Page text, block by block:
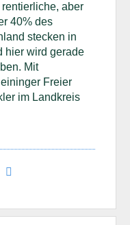
aber
40% des
stecken in
hier wird gerade
Mit
Freier
im Landkreis